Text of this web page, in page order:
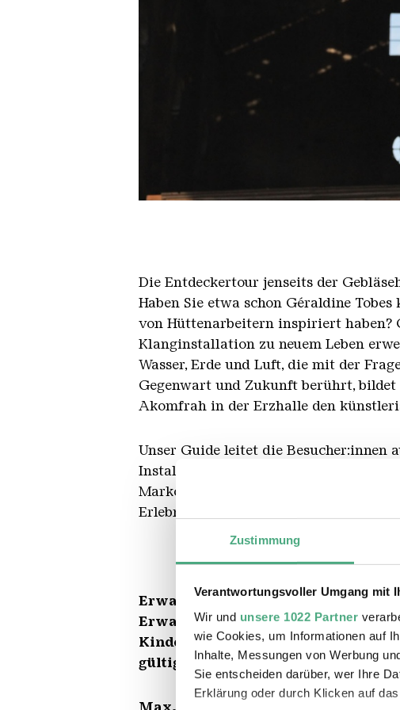
Zustimmung
Verantwortungsvoller Umgang mit
Wir und unsere 1022 Partner
wie Cookies, um Informationen auf
Inhalte, Messungen von Werbung
Sie entscheiden darüber, wer Ihre
Erklärung oder durch Klicken auf
We All MAGALI HELENE VOGEL 01
Copyright: Rémy Markowitsch
Die Entdeckertour jenseits der
Haben Sie etwa schon Géraldine
von Hüttenarbeitern inspiriert haben?
Klanginstallation zu neuem Leben
Wasser, Erde und Luft, die mit der
Gegenwart und Zukunft berührt,
Akomfrah in der Erzhalle den
Unser Guide leitet die Besucher:innen
Installationen von Christian Boltanski.
Markowitsch, die Schlüsselthemen
Erlebnis verdichtet, lädt in der
Erwachsene |
Erwachsene | an Wochenenden
Kinder und Jugendliche bis
gültig ab 1. Oktober 2024
Max. 30 Personen.